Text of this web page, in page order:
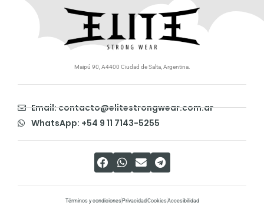
Maipú 90, A4400 Ciudad de Salta, Argentina.
Email: contacto@elitestrongwear.com.ar
WhatsApp: +54 9 11 7143-5255
Términos y condiciones PrivacidadCookiesAccesibilidad